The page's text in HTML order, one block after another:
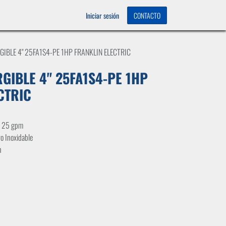
Iniciar sesión CONTACTO
4" 25FA1S4-PE 1HP FRANKLIN ELECTRIC
4" 25FA1S4-PE 1HP
25 gpm
Inoxidable